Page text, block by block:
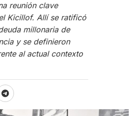
reunión clave
Kicillof. Allí se ratificó
millonaria de
y se definieron
al actual contexto